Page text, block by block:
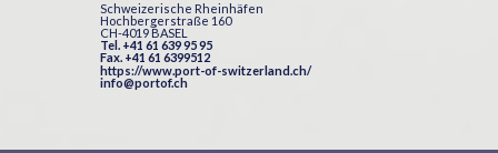
Schweizerische Rheinhäfen
Hochbergerstraße 160
CH-4019 BASEL
Tel. +41 61 639 95 95
Fax. +41 61 6399512
https://www.port-of-switzerland.ch/
info@portof.ch